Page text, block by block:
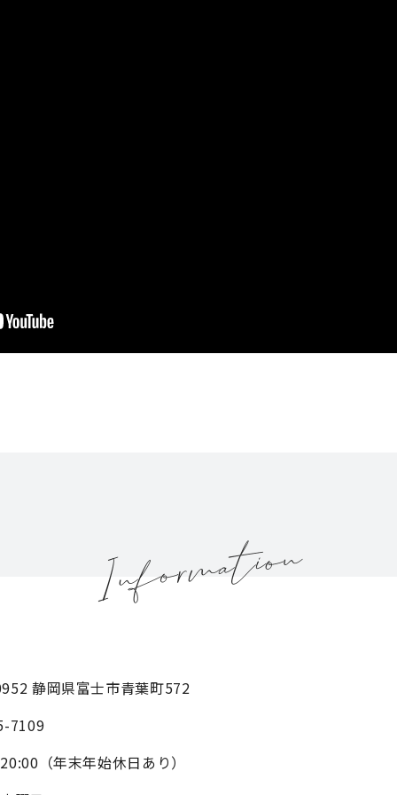
静岡県富士市青葉町572
7109
（年末年始休日あり）